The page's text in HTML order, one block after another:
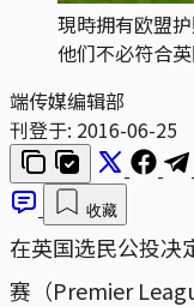
現時拥有欧盟
他们不必符合
端传媒编辑部
刊登于: 2016-06-25
收藏
在英国选民公投决
赛（Premier